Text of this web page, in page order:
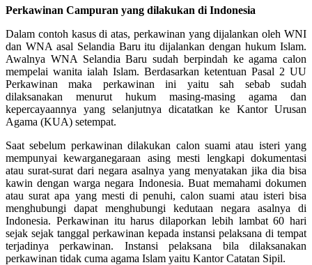
Perkawinan Campuran yang dilakukan di Indonesia
Dalam contoh kasus di atas, perkawinan yang dijalankan oleh WNI
dan WNA asal Selandia Baru itu dijalankan dengan hukum Islam.
Awalnya WNA Selandia Baru sudah berpindah ke agama calon
mempelai wanita ialah Islam. Berdasarkan ketentuan Pasal 2 UU
Perkawinan maka perkawinan ini yaitu sah sebab sudah
dilaksanakan menurut hukum masing-masing agama dan
kepercayaannya yang selanjutnya dicatatkan ke Kantor Urusan
Agama (KUA) setempat.
Saat sebelum perkawinan dilakukan calon suami atau isteri yang
mempunyai kewarganegaraan asing mesti lengkapi dokumentasi
atau surat-surat dari negara asalnya yang menyatakan jika dia bisa
kawin dengan warga negara Indonesia. Buat memahami dokumen
atau surat apa yang mesti di penuhi, calon suami atau isteri bisa
menghubungi dapat menghubungi kedutaan negara asalnya di
Indonesia. Perkawinan itu harus dilaporkan lebih lambat 60 hari
sejak sejak tanggal perkawinan kepada instansi pelaksana di tempat
terjadinya perkawinan. Instansi pelaksana bila dilaksanakan
perkawinan tidak cuma agama Islam yaitu Kantor Catatan Sipil.